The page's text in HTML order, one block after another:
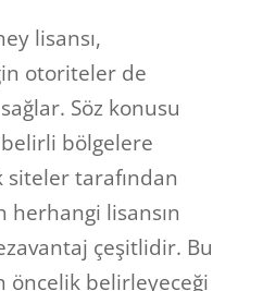
lisansı,
otoriteler de
Söz konusu
bölgelere
tarafından
lisansın
çeşitlidir. Bu
öncelik belirleyeceği